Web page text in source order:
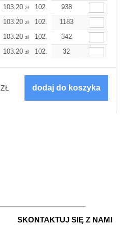
103.20 zł 102.31 101.38
938
103.20 zł 102.31 101.38
1183
103.20 zł 102.31 101.38
342
103.20 zł 102.31 101.38
32
ZŁ
SKONTAKTUJ SIĘ Z NAMI